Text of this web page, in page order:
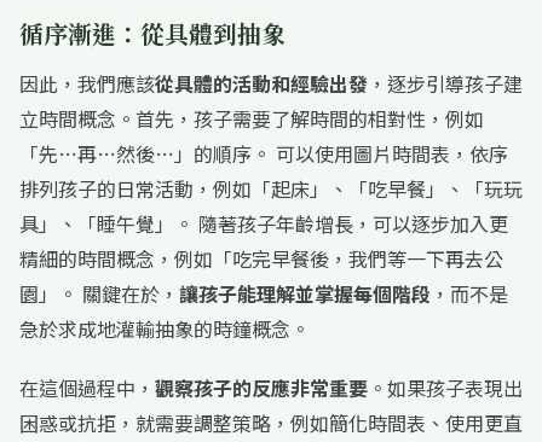
循序漸進：從具體到抽象
因此，我們應該從具體的活動和經驗出發 ，逐步引導孩子建
立時間概念。首先，孩子需要了解時間的相對性，例如
「先…再…然後…」的順序。 可以使用圖片時間表，依序
排列孩子的日常活動，例如「起床」、「吃早餐」、「玩玩
具」、「睡午覺」。 隨著孩子年齡增長，可以逐步加入更
精細的時間概念，例如「吃完早餐後，我們等一下再去公
園」。 關鍵在於， 讓孩子能理解並掌握每個階段 ，而不是
急於求成地灌輸抽象的時鐘概念。
在這個過程中， 觀察孩子的反應非常重要 。如果孩子表現出
困惑或抗拒，就需要調整策略，例如簡化時間表、使用更直